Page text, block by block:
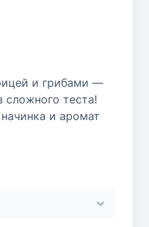
и грибами —
сложного теста!
и аромат